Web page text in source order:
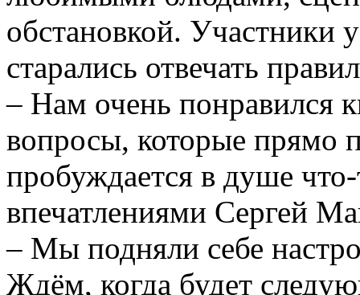
обстановкой. Участники
старались отвечать
– Нам очень понравился
вопросы, которые прямо
пробуждается в душе
впечатлениями Сергей
– Мы подняли себе
Ждём, когда будет